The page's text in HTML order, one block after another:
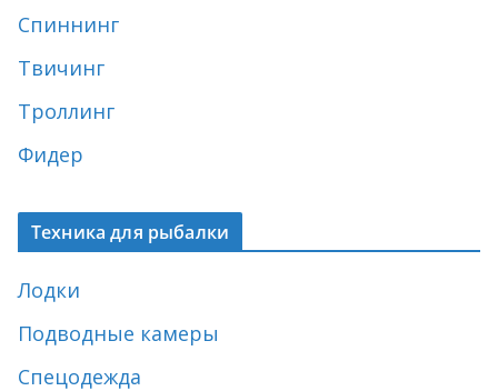
Спиннинг
Твичинг
Троллинг
Фидер
Техника для рыбалки
Лодки
Подводные камеры
Спецодежда